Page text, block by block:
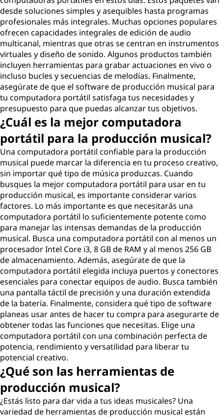
l
?
desde soluciones simples y asequibles hasta programas
profesionales más integrales. Muchas opciones populares
ofrecen capacidades integrales de edición de audio
multicanal, mientras que otras se centran en instrumentos
virtuales y diseño de sonido. Algunos productos también
incluyen herramientas para grabar actuaciones en vivo o
incluso bucles y secuencias de melodías. Finalmente,
asegúrate de que el software de producción musical para
tu computadora portátil satisfaga tus necesidades y
presupuesto para que puedas alcanzar tus objetivos.
¿Cuál es la mejor computadora
portátil para la producción musical?
Una computadora portátil confiable para la producción
musical puede marcar la diferencia en tu proceso creativo,
sin importar qué tipo de música produzcas. Cuando
busques la mejor computadora portátil para usar en tu
producción musical, es importante considerar varios
factores. Lo más importante es que necesitarás una
computadora portátil lo suficientemente potente como
para manejar las intensas demandas de la producción
musical. Busca una computadora portátil con al menos un
procesador Intel Core i3, 8 GB de RAM y al menos 256 GB
de almacenamiento. Además, asegúrate de que la
computadora portátil elegida incluya puertos y conectores
esenciales para conectar equipos de audio. Busca también
una pantalla táctil de precisión y una duración extendida
de la batería. Finalmente, considera qué tipo de software
planeas usar antes de hacer tu compra para asegurarte de
obtener todas las funciones que necesitas. Elige una
computadora portátil con una combinación perfecta de
potencia, rendimiento y versatilidad para liberar tu
potencial creativo.
¿Qué son las herramientas de
producción musical?
¿Estás listo para dar vida a tus ideas musicales? Una
variedad de herramientas de producción musical están